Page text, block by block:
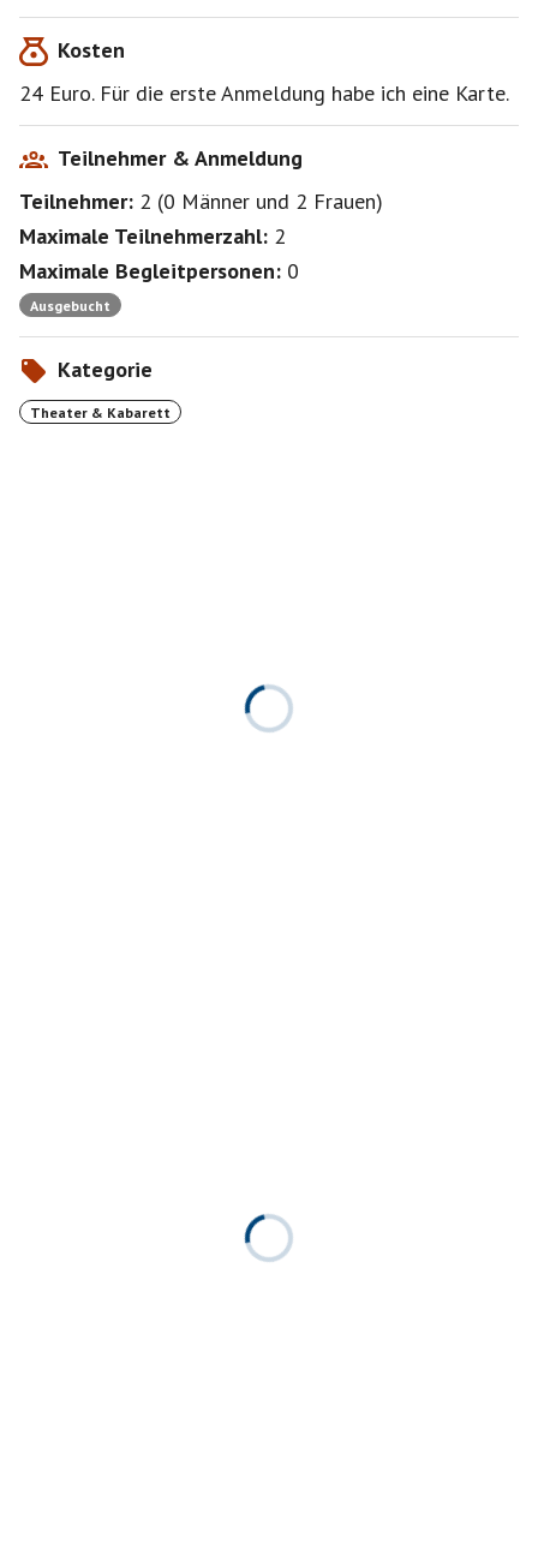
Kosten
24 Euro. Für die erste Anmeldung habe ich eine Karte.
Teilnehmer & Anmeldung
Teilnehmer: 2 (0 Männer und 2 Frauen)
Maximale Teilnehmerzahl: 2
Maximale Begleitpersonen: 0
Ausgebucht
Kategorie
Theater & Kabarett